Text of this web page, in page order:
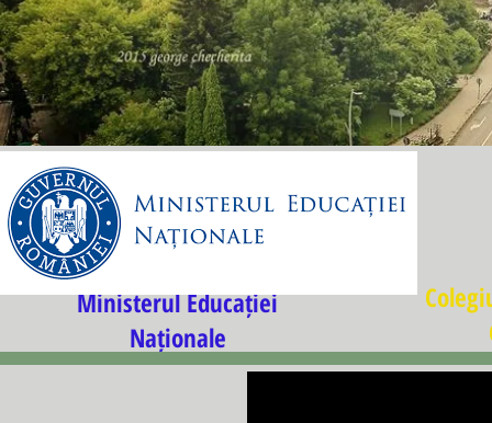
Ministerul Educației
Naționale